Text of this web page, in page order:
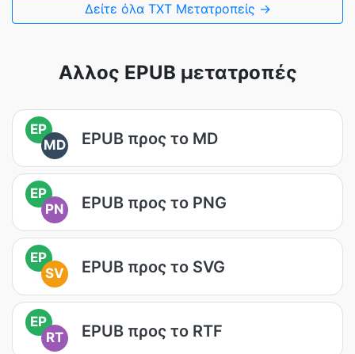
Δείτε όλα TXT Μετατροπείς →
Αλλος EPUB μετατροπές
EP
MD
EPUB προς το MD
EP
PN
EPUB προς το PNG
EP
SV
EPUB προς το SVG
EP
RT
EPUB προς το RTF